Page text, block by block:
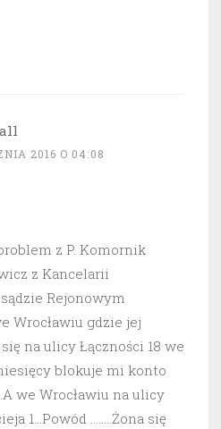
2016 O 04:08
z P. Komornik
z Kancelarii
Rejonowym
Wrocławiu gdzie jej
na ulicy Łączności 18 we
blokuje mi konto
we Wrocławiu na ulicy
1…Powód ……..Żona się